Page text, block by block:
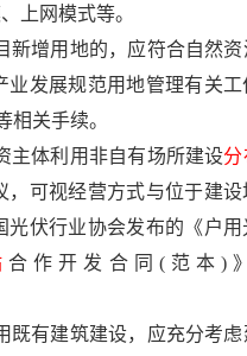
上网模式等。
新增用地的，应符合自然
发展规范用地管理有关工
相关手续。
主体利用非自有场所建设分
可视经营方式与位于建
伏行业协会发布的《户用
合作开发合同(范本)
既有建筑建设，应充分考